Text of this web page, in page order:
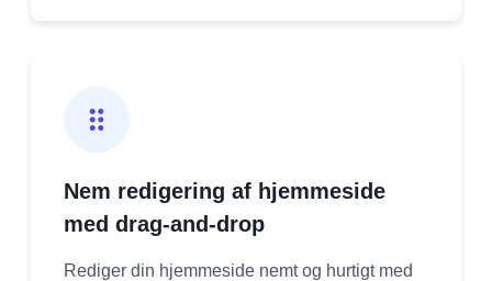
Nem redigering af hjemmeside
med drag-and-drop
Rediger din hjemmeside nemt og hurtigt med